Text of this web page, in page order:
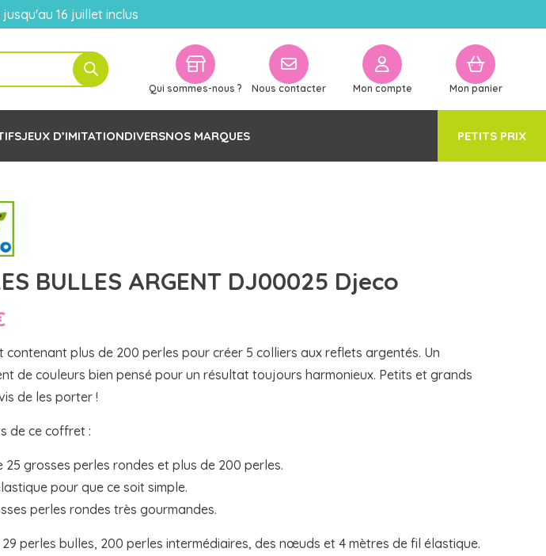
16 juillet inclus
Qui sommes-nous ? Nous contacter Mon compte Mon panier
JEUX D’IMITATIONDIVERSNOS MARQUES PETITS PRIX
BULLES ARGENT DJ00025 Djeco
contenant plus de 200 perles pour créer 5 colliers aux reflets argentés. Un
de couleurs bien pensé pour un résultat toujours harmonieux. Petits et grands
de les porter !
de ce coffret :
25 grosses perles rondes et plus de 200 perles.
pour que ce soit simple.
perles rondes très gourmandes.
29 perles bulles, 200 perles intermédiaires, des nœuds et 4 mètres de fil élastique.